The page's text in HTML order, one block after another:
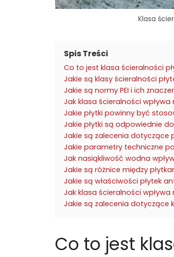
Klasa
Spis Treści
Co to jest klasa ścieralności
Jakie są klasy ścieralności
Jakie są normy PEI i ich
Jak klasa ścieralności
Jakie płytki powinny być
Jakie płytki są odpowiednie
Jakie są zalecenia dotyczące
Jakie parametry techniczne
Jak nasiąkliwość wodna
Jakie są różnice między
Jakie są właściwości płytek
Jak klasa ścieralności wpływa
Jakie są zalecenia dotyczące
Co to jest